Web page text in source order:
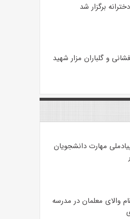
برگزار شد
و گلباران مزار شهید
مهارت دانشجویان
والای معلمان در مدرسه